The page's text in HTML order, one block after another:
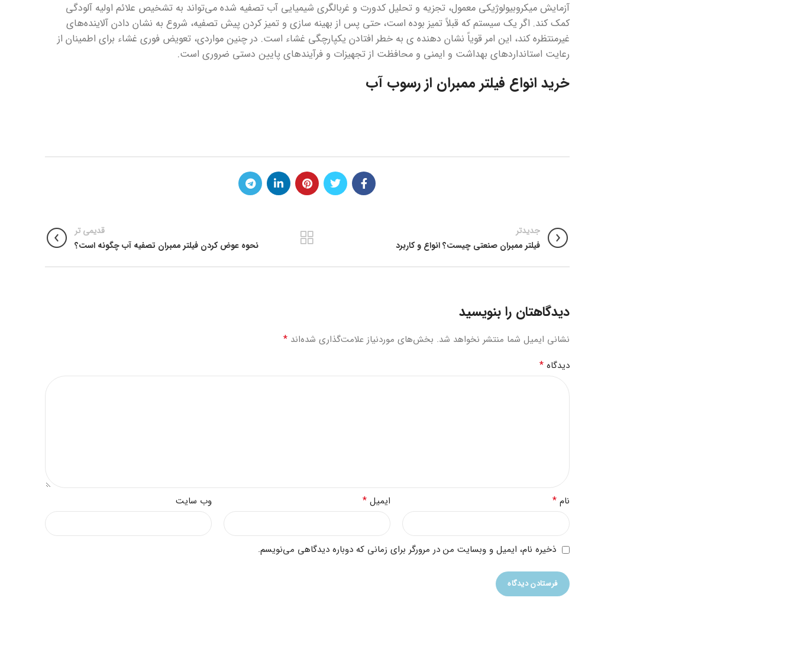
آزمایش میکروبیولوژیکی معمول، تجزیه و تحلیل کدورت و غربالگری شیمیایی آب تصفیه شده می‌تواند به تشخیص علائم اولیه آلودگی
کمک کند. اگر یک سیستم که قبلاً تمیز بوده است، حتی پس از بهینه سازی و تمیز کردن پیش تصفیه، شروع به نشان دادن آلاینده‌های
غیرمنتظره کند، این امر قویاً نشان دهنده ی به خطر افتادن یکپارچگی غشاء است. در چنین مواردی، تعویض فوری غشاء برای اطمینان از
رعایت استانداردهای بهداشت و ایمنی و محافظت از تجهیزات و فرآیندهای پایین دستی ضروری است.
خرید انواع فیلتر ممبران از رسوب آب
جدیدتر
فیلتر ممبران صنعتی چیست؟ انواع و کاربرد
قدیمی تر
نحوه عوض کردن فیلتر ممبران تصفیه آب چگونه است؟
دیدگاهتان را بنویسید
نشانی ایمیل شما منتشر نخواهد شد. بخش‌های موردنیاز علامت‌گذاری شده‌اند*
دیدگاه*
نام* ایمیل * وب‌ سایت
ذخیره نام، ایمیل و وبسایت من در مرورگر برای زمانی که دوباره دیدگاهی می‌نویسم.